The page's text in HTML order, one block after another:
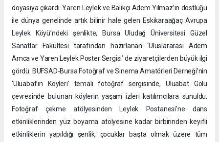
doyasıya çıkardı. Yaren Leylek ve Balıkçı Adem Yılmaz’ın dostluğu
ile dünya genelinde artık bilinir hale gelen Eskikaraağaç Avrupa
Leylek Köyü’ndeki şenlikte, Bursa Uludağ Üniversitesi Güzel
Sanatlar Fakültesi tarafından hazırlanan ‘Uluslararası Adem
Amca ve Yaren Leylek Poster Sergisi’ de ziyaretçilerden büyük ilgi
gördü. BUFSAD-Bursa Fotoğraf ve Sinema Amatörleri Derneği’nin
‘Uluabat’ın Köyleri’ temalı fotoğraf sergisinde, Uluabat Gölü
çevresinde bulunan köylerin yaşam izleri katılımcılara sunuldu.
Fotoğraf çekme atölyesinden Leylek Postanesi’ne dans
etkinliklerinden yüz boyama atölyesine kadar birbirinden keyifli
etkinliklerin yapıldığı şenlik, çocuklar başta olmak üzere tüm